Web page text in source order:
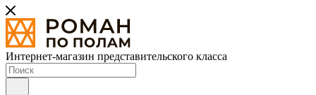
Интернет-магазин представительского класса